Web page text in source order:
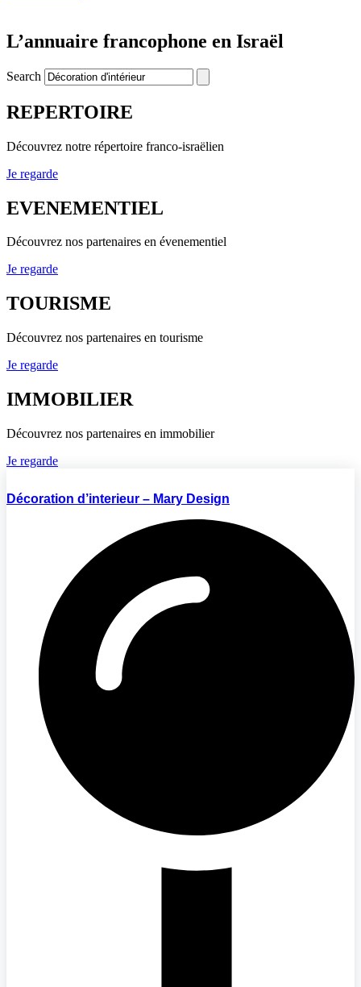
L’annuaire francophone en Israël
Search
REPERTOIRE
Découvrez notre répertoire franco-israëlien
Je regarde
EVENEMENTIEL
Découvrez nos partenaires en évenementiel
Je regarde
TOURISME
Découvrez nos partenaires en tourisme
Je regarde
IMMOBILIER
Découvrez nos partenaires en immobilier
Je regarde
Décoration d’interieur – Mary Design